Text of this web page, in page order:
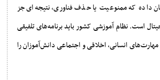
داده که ممنوعیت یا حذف فناوری، نتیجه‌ای جز
است. نظام آموزشی کشور باید برنامه‌های تلفیقی
انسانی، اخلاقی و اجتماعی دانش‌آموزان را